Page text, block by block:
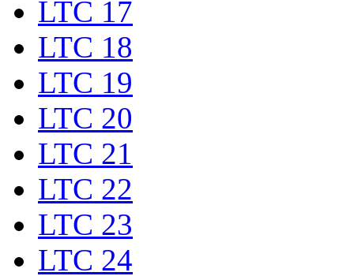
LTC 17
LTC 18
LTC 19
LTC 20
LTC 21
LTC 22
LTC 23
LTC 24